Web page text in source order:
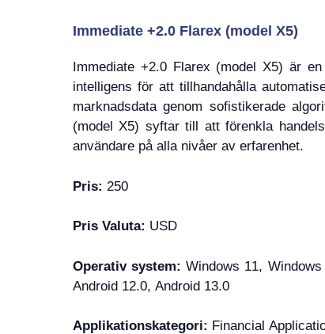
Immediate +2.0 Flarex (model X5)
Immediate +2.0 Flarex (model X5) är
intelligens för att tillhandahålla
marknadsdata genom sofistikerade
(model X5) syftar till att förenkla
användare på alla nivåer av erfarenhet.
Pris: 250
Pris Valuta: USD
Operativ system: Windows 11,
Android 12.0, Android 13.0
Applikationskategori: Financial